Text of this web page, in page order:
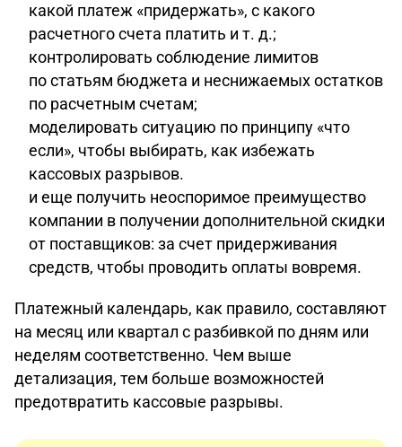
какой платеж «придержать», с какого
расчетного счета платить и т. д.;
контролировать соблюдение лимитов
по статьям бюджета и неснижаемых остатков
по расчетным счетам;
моделировать ситуацию по принципу «что
если», чтобы выбирать, как избежать
кассовых разрывов.
и еще получить неоспоримое преимущество
компании в получении дополнительной скидки
от поставщиков: за счет придерживания
средств, чтобы проводить оплаты вовремя.
Платежный календарь, как правило, составляют
на месяц или квартал с разбивкой по дням или
неделям соответственно. Чем выше
детализация, тем больше возможностей
предотвратить кассовые разрывы.